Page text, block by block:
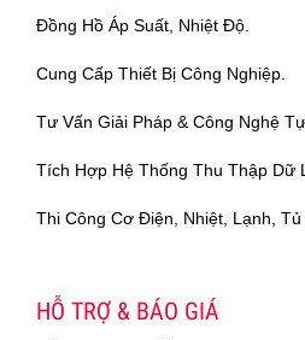
Đồng Hồ Áp Suất, Nhiệt Độ.
Cung Cấp Thiết Bị Công Nghiệp.
Tư Vấn Giải Pháp & Công Nghệ
Tích Hợp Hệ Thống Thu Thập Dữ
Thi Công Cơ Điện, Nhiệt, Lạnh, Tủ
HỖ TRỢ & BÁO GIÁ